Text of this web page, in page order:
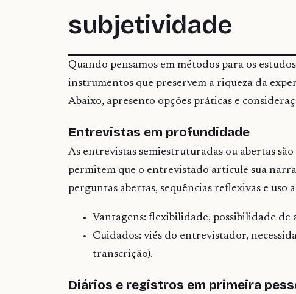
subjetividade
Quando pensamos em métodos para os
instrumentos que preservem a riqueza da
Abaixo, apresento opções práticas e
Entrevistas em profundidade
As entrevistas semiestruturadas ou abertas
permitem que o entrevistado articule sua
perguntas abertas, sequências reflexivas e uso
Vantagens: flexibilidade, possibilidade
Cuidados: viés do entrevistador,
transcrição).
Diários e registros em primeira